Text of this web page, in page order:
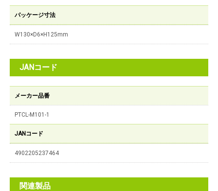
パッケージ寸法
W130×D6×H125mm
JANコード
メーカー品番
PTCL-M101-1
JANコード
4902205237464
関連製品